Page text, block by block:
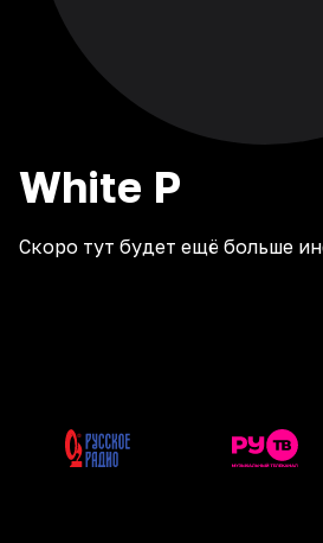
White P
Скоро тут будет ещё больше